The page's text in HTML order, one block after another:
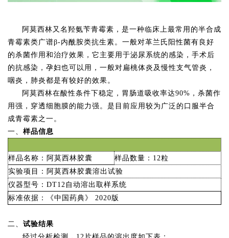
阿莫西林又名羟氨苄青霉素， 是一种临床上最常用的半合成
青霉素类广谱β-内酰胺类抗生素。 一般对革兰氏阳性菌有良好
的杀菌作用和治疗效果，它主要用于泌尿系统的感染，手术后
的抗感染，孕妇也可以用，一般对扁桃体炎及慢性支气管炎，
咽炎，肺炎都是有较好的效果。
阿莫西林在酸性条件下稳定，胃肠道吸收率达90% ， 杀菌作
用强，穿透细胞膜的能力强。是目前应用较为广泛的口服半合
成青霉素之一。
一、 样品信息
样品名称：阿莫西林胶囊 样品数量： 12粒
实验项目：阿莫西林胶囊溶出试验
仪器型号： DT12自动溶出取样系统
标准依据：《中国药典》
2020版
二、 试验结果